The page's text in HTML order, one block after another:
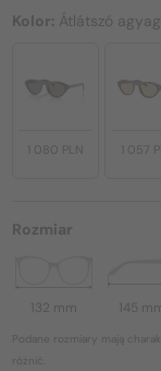
Kolor: Átlátszó agyag
1 080 PLN 1 057
Rozmiar
132 mm 145
Podane rozmiary mają
różnić.